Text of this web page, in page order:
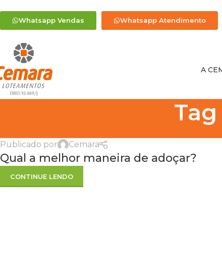
Whatsapp Vendas Whatsapp Atendimento
A
Publicado por
Cemara
Qual a melhor maneira de adoçar?
CONTINUE LENDO